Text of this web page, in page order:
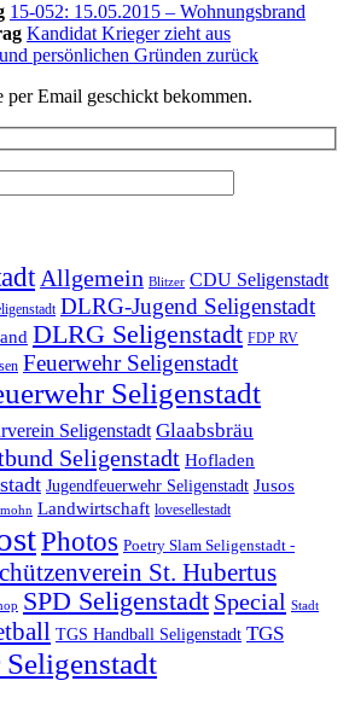
15-052: 15.05.2015 – Wohnungsbrand
Kandidat Krieger zieht aus
persönlichen Gründen zurück
per Email geschickt bekommen.
Allgemein Blitzer CDU Seligenstadt
DLRG-Jugend Seligenstadt
DLRG Seligenstadt FDP RV
Feuerwehr Seligenstadt
Seligenstadt
Seligenstadt Glaabsbräu
Seligenstadt Hofladen
Jugendfeuerwehr Seligenstadt Jusos
Landwirtschaft lovesellestadt
Photos Poetry Slam Seligenstadt -
St. Hubertus
SPD Seligenstadt Special Stadt
TGS Handball Seligenstadt TGS
Seligenstadt